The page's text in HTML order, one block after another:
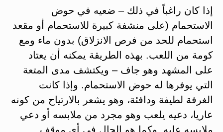
إذا كان راغباً في ذلك – ضعيه في حوض
الاستحمام (على منشفة كبيرة للاستحمام أو مقعد
استحمام للحد من فرص الانزلاق) بدون ماء ومع
كومة من اللعب. بهذه الطريقة يمكنه أن يعتاد
على المشهد وهو جاف – ويكتشف مدى المتعة
التي يوفرها له حوض الاستحمام. وإذا كانت
الغرفة لطيفة ودافئة، وهو يشعر بالارتياح من كونه
عاريا، دعيه يلعب وهو مجرد من ملابسه أو دعي
ملابسه عليه. وكما هو الحال في أي موقف